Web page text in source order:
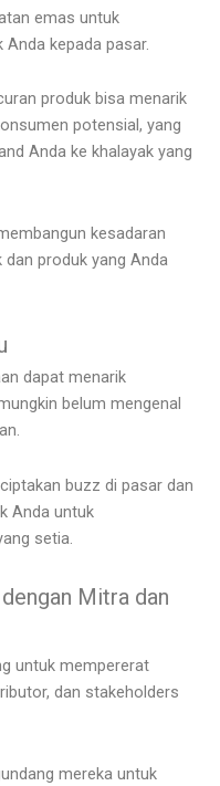
emas untuk
kepada pasar.
produk bisa menarik
potensial, yang
Anda ke khalayak yang
kesadaran
produk yang Anda
dapat menarik
belum mengenal
buzz di pasar dan
Anda untuk
setia.
Mitra dan
untuk mempererat
dan stakeholders
mereka untuk